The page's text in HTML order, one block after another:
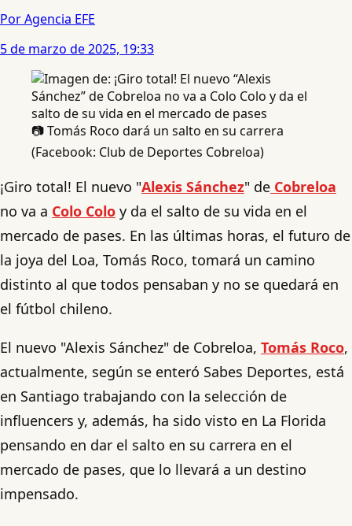
Por Agencia EFE
5 de marzo de 2025, 19:33
📷 Tomás Roco dará un salto en su carrera
(Facebook: Club de Deportes Cobreloa)
¡Giro total! El nuevo "Alexis Sánchez" de Cobreloa
no va a Colo Colo y da el salto de su vida en el
mercado de pases. En las últimas horas, el futuro de
la joya del Loa, Tomás Roco, tomará un camino
distinto al que todos pensaban y no se quedará en
el fútbol chileno.
El nuevo "Alexis Sánchez" de Cobreloa, Tomás Roco,
actualmente, según se enteró Sabes Deportes, está
en Santiago trabajando con la selección de
influencers y, además, ha sido visto en La Florida
pensando en dar el salto en su carrera en el
mercado de pases, que lo llevará a un destino
impensado.